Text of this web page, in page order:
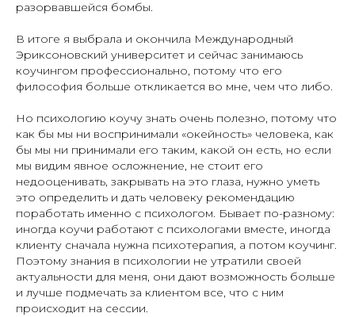
разорвавшейся бомбы.
В итоге я выбрала и окончила Международный
Эриксоновский университет и сейчас занимаюсь
коучингом профессионально, потому что его
философия больше откликается во мне, чем что либо.
Но психологию коучу знать очень полезно, потому что
как бы мы ни воспринимали «окейность» человека, как
бы мы ни принимали его таким, какой он есть, но если
мы видим явное осложнение, не стоит его
недооценивать, закрывать на это глаза, нужно уметь
это определить и дать человеку рекомендацию
поработать именно с психологом. Бывает по-разному:
иногда коучи работают с психологами вместе, иногда
клиенту сначала нужна психотерапия, а потом коучинг.
Поэтому знания в психологии не утратили своей
актуальности для меня, они дают возможность больше
и лучше подмечать за клиентом все, что с ним
происходит на сессии.